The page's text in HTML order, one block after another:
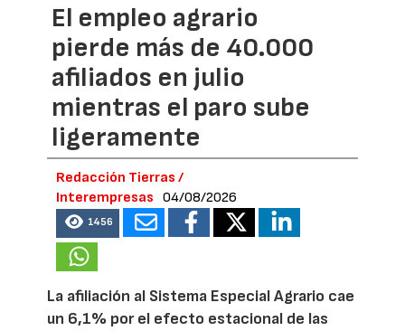
El empleo agrario
pierde más de 40.000
afiliados en julio
mientras el paro sube
ligeramente
Redacción Tierras /
Interempresas
04/08/2026
1456
La afiliación al Sistema Especial Agrario cae
un 6,1% por el efecto estacional de las